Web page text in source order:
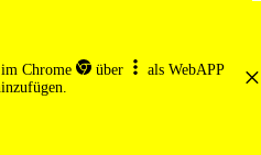
im Chrome über
als WebAPP
×